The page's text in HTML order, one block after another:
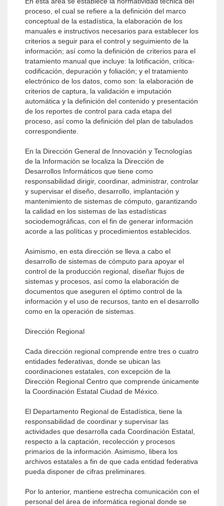
proceso, el cual se refiere a la definición del marco
conceptual de la estadística, la elaboración de los
manuales e instructivos necesarios para establecer los
criterios a seguir para el control y seguimiento de la
información; así como la definición de criterios para el
tratamiento manual que incluye: la lotificación, crítica-
codificación, depuración y foliación; y el tratamiento
electrónico de los datos, como son: la elaboración de
criterios de captura, la validación e imputación
automática y la definición del contenido y presentación
de los reportes de control para cada etapa del
proceso, así como la definición del plan de tabulados
correspondiente.
En la Dirección General de Innovación y Tecnologías
de la Información se localiza la Dirección de
Desarrollos Informáticos que tiene como
responsabilidad dirigir, coordinar, administrar, controlar
y supervisar el diseño, desarrollo, implantación y
mantenimiento de sistemas de cómputo, garantizando
la calidad en los sistemas de las estadísticas
sociodemográficas, con el fin de generar información
acorde a las políticas y procedimientos establecidos.
Asimismo, en esta dirección se lleva a cabo el
desarrollo de sistemas de cómputo para apoyar el
control de la producción regional, diseñar flujos de
sistemas y procesos, así como la elaboración de
documentos que aseguren el óptimo control de la
información y el uso de recursos, tanto en el desarrollo
como en la operación de sistemas.
Dirección Regional
Cada dirección regional comprende entre tres o cuatro
entidades federativas, donde se ubican las
coordinaciones estatales, con excepción de la
Dirección Regional Centro que comprende únicamente
la Coordinación Estatal Ciudad de México.
El Departamento Regional de Estadística, tiene la
responsabilidad de coordinar y supervisar las
actividades que desarrolla cada Coordinación Estatal,
respecto a la captación, recolección y procesos
primarios de la información. Asimismo, libera los
archivos estatales a fin de que cada entidad federativa
pueda disponer de cifras preliminares.
Por lo anterior, mantiene estrecha comunicación con el
personal del área de informática regional donde se